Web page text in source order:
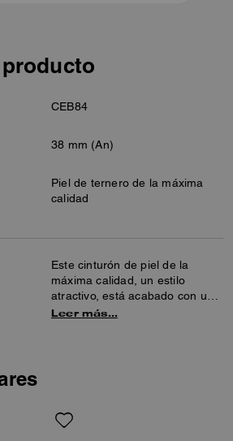
CEB84
38 mm (An)
Piel de ternero de la máxima
calidad
Este cinturón de piel de la
máxima calidad, un estilo
atractivo, está acabado con una
hebilla con placa rematada con
Leer más…